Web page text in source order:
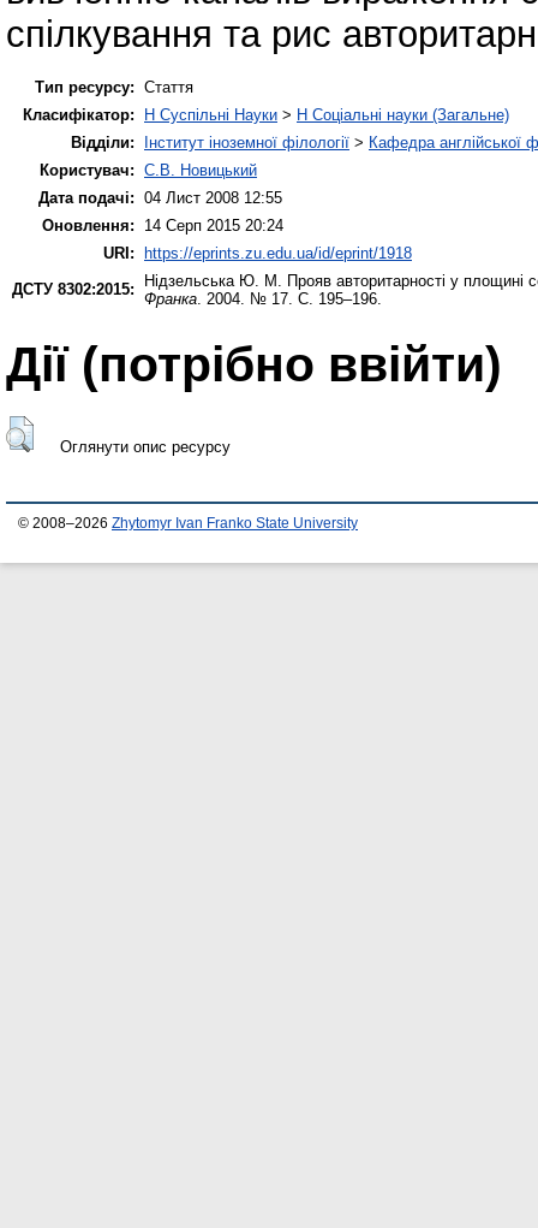
спілкування та рис
Тип ресурсу: Стаття
Класифікатор:
H Суспільні Науки > H Соціальні науки (Загальне)
Відділи:
Інститут іноземної філології > Кафедра англійської
Користувач: С.В. Новицький
Дата подачі: 04 Лист 2008 12:55
Оновлення:
14 Серп 2015 20:24
URI: https://eprints.zu.edu.ua/id/eprint/1918
ДСТУ 8302:2015:
Нідзельська Ю. М.
Прояв авторитарності у площині
Франка . 2004. № 17. С. 195–196.
Дії ​​(потрібно ввійти)
Оглянути опис ресурсу
© 2008–2026 Zhytomyr Ivan Franko State University